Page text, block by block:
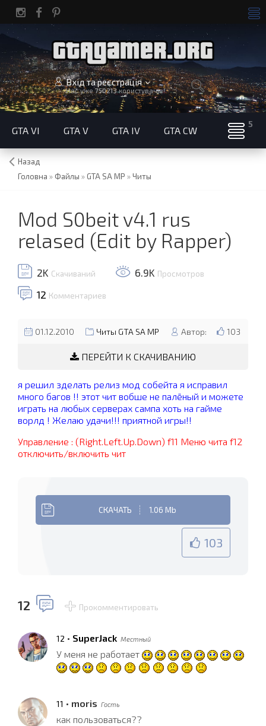
Вхід та реєстрація
Нас уже750213користувачів!
GTA VI GTA V GTA IV GTA CW
Назад
Головна »Файлы » GTA SA MP »Читы
Mod S0beit v4.1 rus
relased (Edit by Rapper)
2K Скачиваний 6.9K Просмотров
12 Комментариев
103
01.12.2010 Читы GTA SA MP Автор:
ПЕРЕЙТИ К СКАЧИВАНИЮ
я решил зделать релиз мод собейта я исправил
много багов !! этот чит вобше не палёный и можете
играть на любых серверах сампа хоть на гайме
ворлд ! Желаю удачи!!! приятной игры!!
Управление : (Right.Left.Up.Down) f11 Меню чита f12
отключить/включить чит
СКАЧАТЬ 1.06 Mb
103
12 Прокомментировать
12 • SuperJack Местный
У меня не работает
11 • moris Гость
как пользоваться??